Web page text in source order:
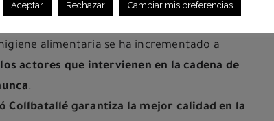
en esas condiciones ambientales de dos a
patógeno.
alimentaria se ha incrementado a
los actores que intervienen en la cadena de
.
Collbatallé garantiza la mejor calidad en la
Aceptar Rechazar Cambiar mis preferencias